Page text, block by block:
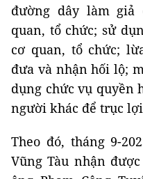
đường dây làm
quan, tổ chức; sử
cơ quan, tổ chức;
đưa và nhận hối lộ;
dụng chức vụ quyền
người khác để trục
Theo đó, tháng 9-
Vũng Tàu nhận